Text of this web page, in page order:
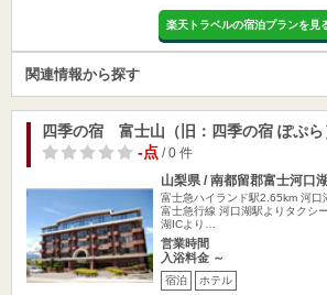
楽天トラベルの宿泊プランを見
関連情報から探す
四季の宿 富士山（旧：四季の宿 ぽぷら
-点/ 0 件
山梨県 / 南都留郡富士河口
富士急ハイランド駅2.65km 河口
富士急行線 河口湖駅よりタクシ
湖ICより…
営業時間
入浴料金 ～
宿泊 ホテル